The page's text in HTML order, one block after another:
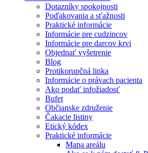
Dotazníky spokojnosti
Poďakovania a sťažnosti
Praktické informácie
Informácie pre cudzincov
Informácie pre darcov krvi
Objednať vyšetrenie
Blog
Protikorupčná linka
Informácie o právach pacienta
Ako podať infožiadosť
Bufet
Občianske združenie
Čakacie listiny
Etický kódex
Praktické informácie
Mapa areálu